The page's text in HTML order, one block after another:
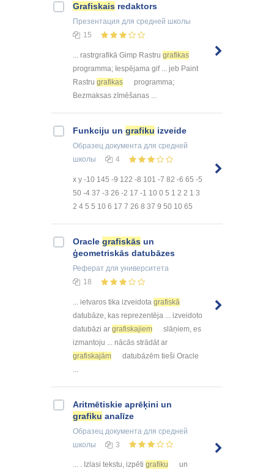
Grafiskais redaktors
Презентация для средней школы
15
... rastrgrafikā Gimp Rastru grafikas
programma; Iespējama gif ... jeb Paint
Rastru grafikas
programma;
Bezmaksas zīmēšanas ...
Funkciju un grafiku izveide
Образец документа для средней
школы
4
x y -10 145 -9 122 -8 101 -7 82 -6 65 -5
50 -4 37 -3 26 -2 17 -1 10 0 5 1 2 2 1 3
2 4 5 5 10 6 17 7 26 8 37 9 50 10 65
Oracle grafiskās un
ģeometriskās datubāzes
Реферат для университета
18
... ietvaros tika izveidota grafiskā
datubāze, kas reprezentēja ... izveidoto
datubāzi ar grafiskajiem
slāņiem, es
izmantoju ... nācās strādāt ar
grafiskajām
datubāzēm tieši Oracle
Aritmētiskie aprēķini un
grafiku analīze
Образец документа для средней
школы
3
... . Izlasi tekstu, izpēti grafiku
un